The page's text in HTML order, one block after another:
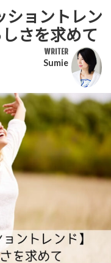
ショントレン
さを求めて
WRITER
Sumie